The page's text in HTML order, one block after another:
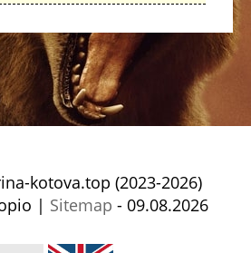
kotova.top (2023-2026)
| Sitemap - 09.08.2026